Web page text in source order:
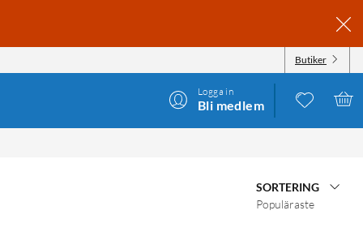
Butiker
Logga in
Bli medlem
SORTERING
Populäraste